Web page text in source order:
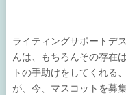
ライティングサポートデ
んは、もちろんその存在
トの手助けをしてくれる
が、今、マスコットを募